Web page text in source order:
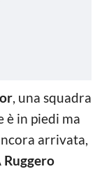
, una squadra
è in piedi ma
arrivata,
Ruggero